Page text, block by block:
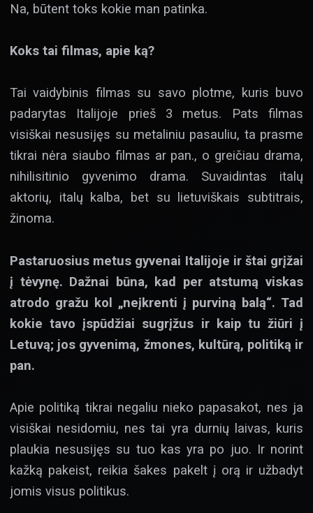
Na, būtent toks kokie man patinka.
Koks tai filmas, apie ką?
Tai vaidybinis filmas su savo plotme, kuris buvo
padarytas Italijoje prieš 3 metus. Pats filmas
visiškai nesusijęs su metaliniu pasauliu, ta prasme
tikrai nėra siaubo filmas ar pan., o greičiau drama,
nihilisitinio gyvenimo drama. Suvaidintas italų
aktorių, italų kalba, bet su lietuviškais subtitrais,
žinoma.
Pastaruosius metus gyvenai Italijoje ir štai grįžai
į tėvynę. Dažnai būna, kad per atstumą viskas
atrodo gražu kol „neįkrenti į purviną balą“. Tad
kokie tavo įspūdžiai sugrįžus ir kaip tu žiūri į
Letuvą; jos gyvenimą, žmones, kultūrą, politiką ir
pan.
Apie politiką tikrai negaliu nieko papasakot, nes ja
visiškai nesidomiu, nes tai yra durnių laivas, kuris
plaukia nesusijęs su tuo kas yra po juo. Ir norint
kažką pakeist, reikia šakes pakelt į orą ir užbadyt
jomis visus politikus.